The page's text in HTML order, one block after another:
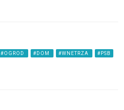
#OGROD #DOM #WNETRZA #PSB